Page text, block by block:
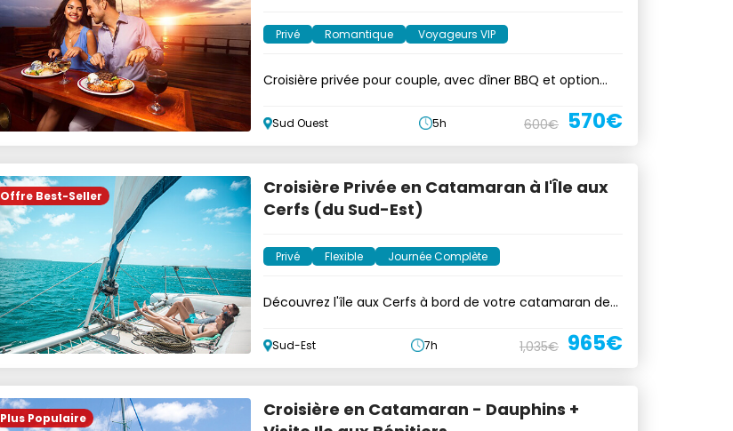
Privé Romantique Voyageurs VIP
Croisière privée pour couple, avec dîner BBQ et option
Sud Ouest 5h 600€ 570€
Offre Best-Seller
Croisière Privée en Catamaran à l'Île aux
Cerfs (du Sud-Est)
Privé Flexible Journée Complète
Découvrez l'île aux Cerfs à bord de votre catamaran de
Sud-Est 7h 1,035€ 965€
Plus Populaire
Croisière en Catamaran - Dauphins +